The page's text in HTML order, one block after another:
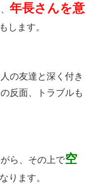
年長さんを意
もします。
の友達と深く付き
反面、トラブルも
ら、その上で空
ります。